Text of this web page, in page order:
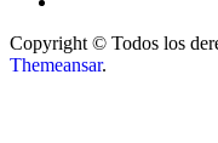
Copyright © Todos los
Themeansar.